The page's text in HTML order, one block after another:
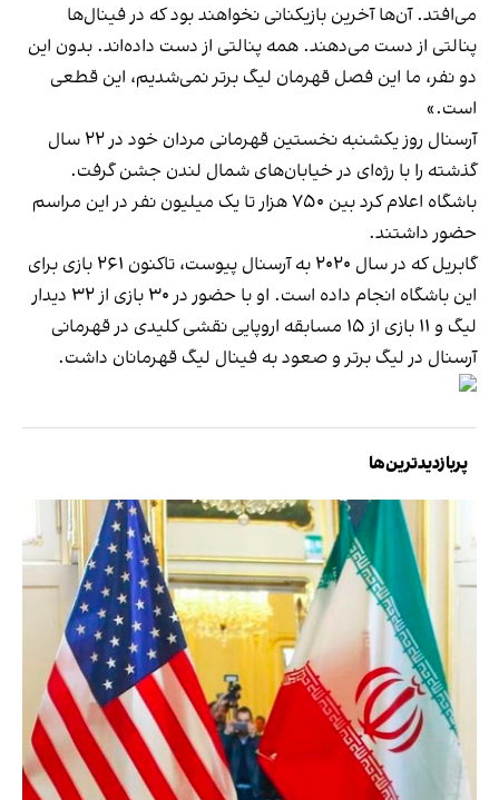
می‌افتد. آن‌ها آخرین بازیکنانی نخواهند بود که در فینال‌ها
پنالتی از دست می‌دهند. همه پنالتی از دست داده‌اند. بدون این
دو نفر، ما این فصل قهرمان لیگ برتر نمی‌شدیم، این قطعی
است.»
آرسنال روز یکشنبه نخستین قهرمانی مردان خود در ۲۲ سال
گذشته را با رژه‌ای در خیابان‌های شمال لندن جشن گرفت.
باشگاه اعلام کرد بین ۷۵۰ هزار تا یک میلیون نفر در این مراسم
حضور داشتند.
گابریل که در سال ۲۰۲۰ به آرسنال پیوست، تاکنون ۲۶۱ بازی برای
این باشگاه انجام داده است. او با حضور در ۳۰ بازی از ۳۲ دیدار
لیگ و ۱۱ بازی از ۱۵ مسابقه اروپایی نقشی کلیدی در قهرمانی
آرسنال در لیگ برتر و صعود به فینال لیگ قهرمانان داشت.
پربازدیدترین‌ها